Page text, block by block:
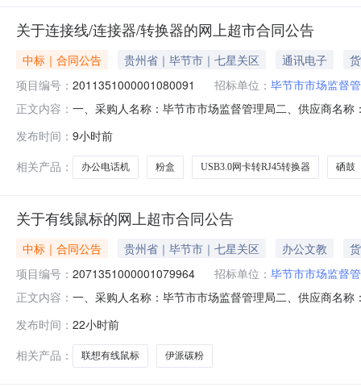
关于连接线/连接器/转换器的网上超市合同公告
中标｜合同公告 贵州省｜毕节市｜七星关区 通讯电子
项目编号： 2011351000001080091 招标单位： 毕节市市场监督
正文内容： 一、采购人名称：毕节市市场监督管理局二、供应商名
RJ45网线接口转换器绿联/Ugreen20255,个1.0095952
发布时间： 9小时前
相关产品：
办公电话机 粉盒 USB3.0网卡转RJ45转换器 硒鼓
关于有线鼠标的网上超市合同公告
中标｜合同公告 贵州省｜毕节市｜七星关区 办公文教
项目编号： 2071351000001079964 招标单位： 毕节市市场监督
正文内容： 一、采购人名称：毕节市市场监督管理局二、供应商名
想/lenovoM103,个1.0050502伊派/epackage高配版联
发布时间： 22小时前
相关产品：
联想有线鼠标 伊派碳粉